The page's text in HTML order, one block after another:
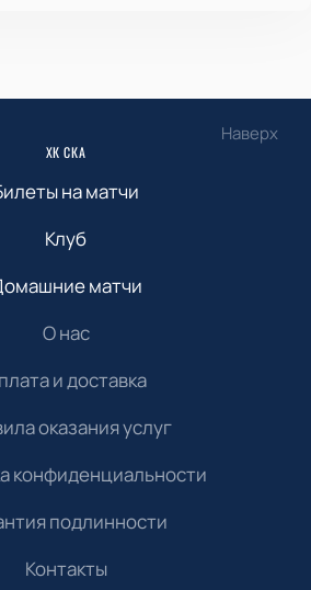
Наверх
ХК СКА
на матчи
Клуб
матчи
О нас
и доставка
оказания услуг
конфиденциальности
подлинности
Контакты